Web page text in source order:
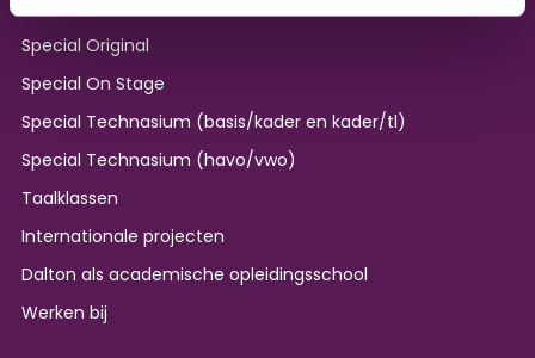
Special Original
Special On Stage
Special Technasium (basis/kader en kader/tl)
Special Technasium (havo/vwo)
Taalklassen
Internationale projecten
Dalton als academische opleidingsschool
Werken bij